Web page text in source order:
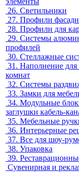
26. Светильники
27. Профили
28. Профили для
29. Системы
профилей
30. Стеллажные
31. Наполнение
комнат
32. Системы
33. Замки для
34. Модульные
заглушки кабель-
35. Мебельные
36. Интерьерные
37. Все для шоу-
38. Упаковка
39.
Сувенирная и